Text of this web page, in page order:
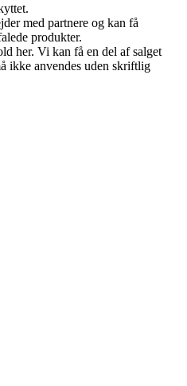
med partnere og kan få
produkter.
her. Vi kan få en del af salget
ikke anvendes uden skriftlig